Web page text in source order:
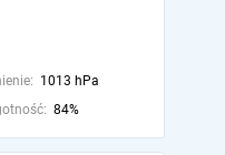
1013 hPa
84%